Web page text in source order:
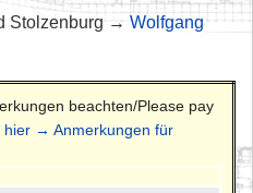
Stolzenburg → Wolfgang
beachten/Please pay
hier → Anmerkungen für